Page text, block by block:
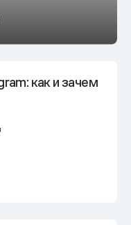
как и зачем